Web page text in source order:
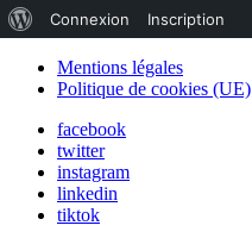
Mentions légales
Politique de cookies (UE)
facebook
twitter
instagram
linkedin
tiktok
de
WordPress
Connexion Inscription